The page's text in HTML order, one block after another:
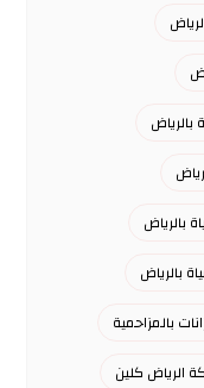
بالرياض
بالرياض
بالمزاحمية
الرياض كلين